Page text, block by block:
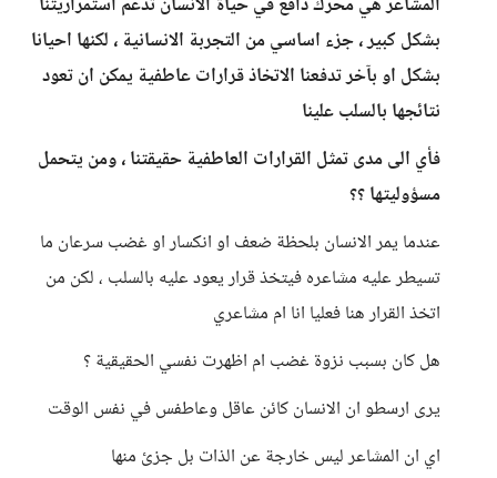
بشكل كبير ، جزء اساسي من التجربة الانسانية ، لكنها احيانا
بشكل او بآخر تدفعنا الاتخاذ قرارات عاطفية يمكن ان تعود
نتائجها بالسلب علينا
فأي الى مدى تمثل القرارات العاطفية حقيقتنا ، ومن يتحمل
مسؤوليتها ؟؟
عندما يمر الانسان بلحظة ضعف او انكسار او غضب سرعان ما
تسيطر عليه مشاعره فيتخذ قرار يعود عليه بالسلب ، لكن من
اتخذ القرار هنا فعليا انا ام مشاعري
هل كان بسبب نزوة غضب ام اظهرت نفسي الحقيقية ؟
يرى ارسطو ان الانسان كائن عاقل وعاطفس في نفس الوقت
اي ان المشاعر ليس خارجة عن الذات بل جزئ منها